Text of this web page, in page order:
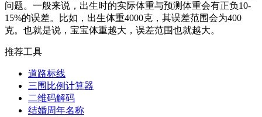
问题。一般来说，出生时的实际体重与预测体重会有正负10-
15%的误差。比如，出生体重4000克，其误差范围会为400
克。也就是说，宝宝体重越大，误差范围也就越大。
推荐工具
道路标线
三围比例计算器
二维码解码
结婚周年名称